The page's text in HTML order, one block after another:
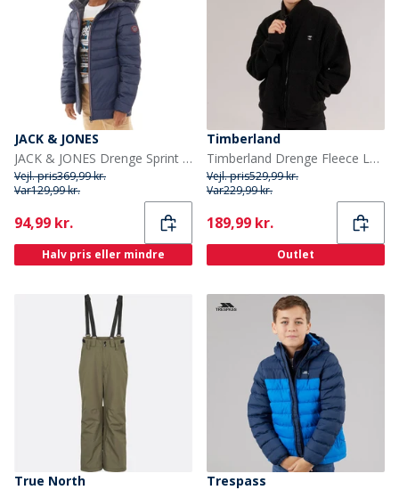
JACK & JONES
JACK & JONES Drenge Sprint Pufferjakke Blå Blazer
Vejl. pris369,99 kr.
Var129,99 kr.
Current
94,99 kr.
Halv pris eller mindre
Timberland
Timberland Drenge Fleece Lynlås Gennem Sort
Vejl. pris529,99 kr.
Var229,99 kr.
Current
189,99 kr.
Outlet
True North
Trespass